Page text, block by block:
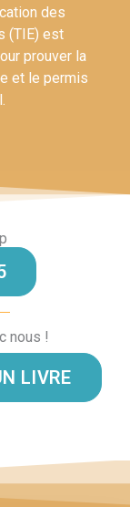
des
(TIE) est
prouver la
et le permis
nous !
LIVRE